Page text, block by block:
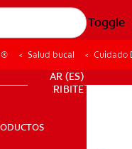
Toggle
PROFESIONALES
AR (ES)
SUSCRIBITE
Salud bucal Cuidado